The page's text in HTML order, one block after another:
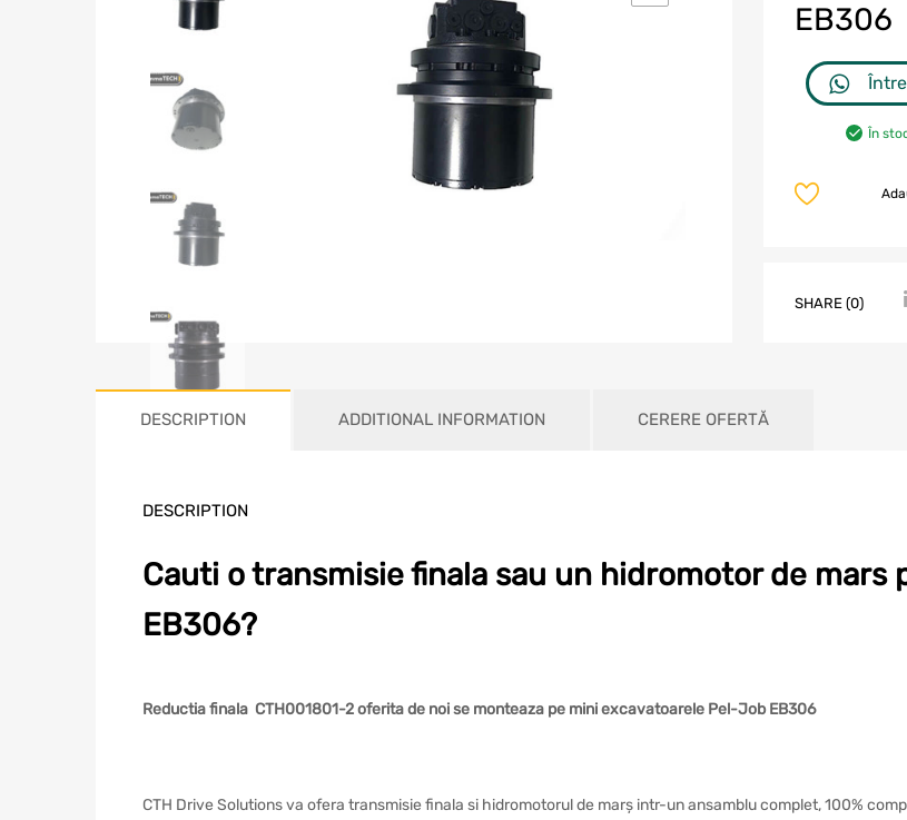
EB306
În
SHARE (0)
DESCRIPTION ADDITIONAL INFORMATION CERERE OFERTĂ
DESCRIPTION
Cauti o transmisie finala sau un hidromotor de
EB306?
Reductia finala CTH001801-2 oferita de noi se monteaza pe mini excavatoarele Pel-Job EB306
CTH Drive Solutions va ofera transmisie finala si hidromotorul de marș intr-un ansamblu complet, 100%